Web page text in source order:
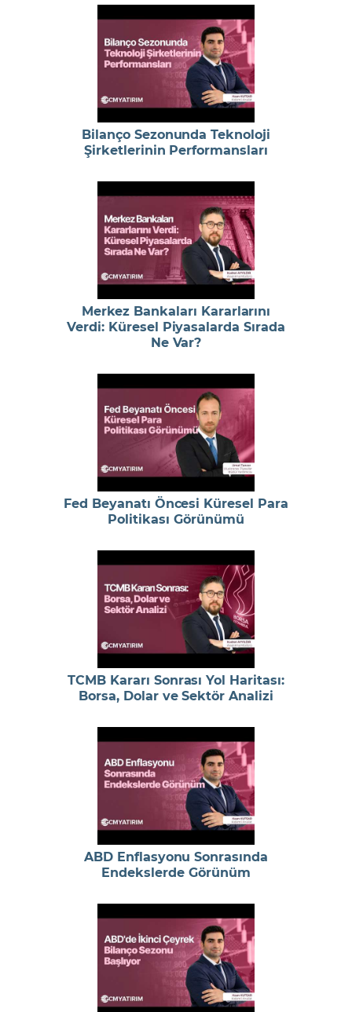
Bilanço Sezonunda Teknoloji
Şirketlerinin Performansları
Merkez Bankaları Kararlarını
Verdi: Küresel Piyasalarda Sırada
Ne Var?
Fed Beyanatı Öncesi Küresel Para
Politikası Görünümü
TCMB Kararı Sonrası Yol Haritası:
Borsa, Dolar ve Sektör Analizi
ABD Enflasyonu Sonrasında
Endekslerde Görünüm